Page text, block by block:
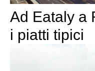
Ad Eataly a
i piatti tipici